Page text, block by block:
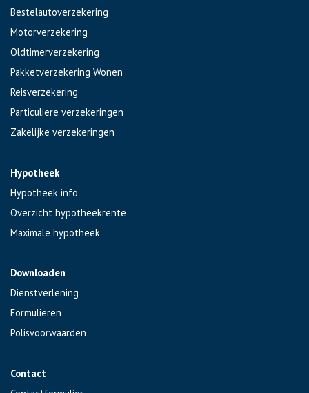
Bestelautoverzekering
Motorverzekering
Oldtimerverzekering
Pakketverzekering Wonen
Reisverzekering
Particuliere verzekeringen
Zakelijke verzekeringen
Hypotheek
Hypotheek info
Overzicht hypotheekrente
Maximale hypotheek
Downloaden
Dienstverlening
Formulieren
Polisvoorwaarden
Contact